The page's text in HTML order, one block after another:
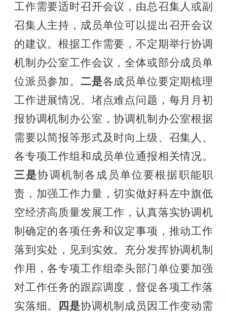
工作需要适时召开会议，由总召集人或副
召集人主持，成员单位可以提出召开会议
的建议。根据工作需要，不定期举行协调
机制办公室工作会议，全体或部分成员单
位派员参加。 二是各成员单位要定期梳理
工作进展情况、堵点难点问题，每月月初
报协调机制办公室，协调机制办公室根据
需要以简报等形式及时向上级、召集人、
各专项工作组和成员单位通报相关情况。
三是协调机制各成员单位要根据职能职
责，加强工作力量，切实做好科左中旗低
空经济高质量发展工作，认真落实协调机
制确定的各项任务和议定事项，推动工作
落到实处，见到实效。充分发挥协调机制
作用，各专项工作组牵头部门单位要加强
对工作任务的跟踪调度，督促各项工作落
实落细。
四是协调机制成员因工作变动需